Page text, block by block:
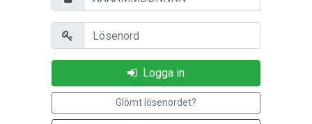
Lösenord
Logga in
Glömt lösenordet?